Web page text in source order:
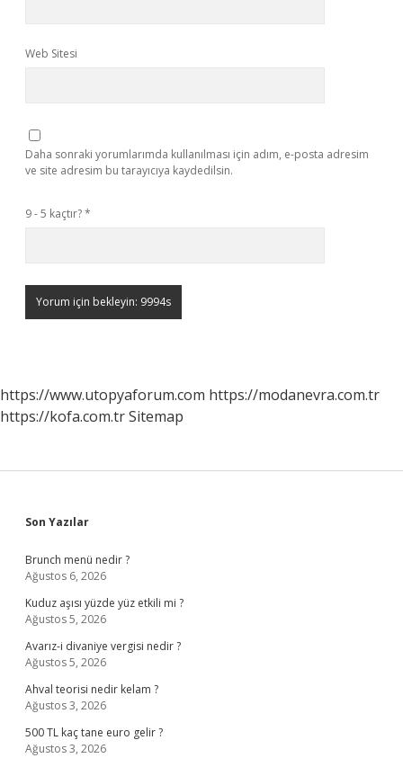
Web Sitesi
Daha sonraki yorumlarımda kullanılması için adım, e-posta adresim
ve site adresim bu tarayıcıya kaydedilsin.
9 - 5 kaçtır?*
https://www.utopyaforum.com https://modanevra.com.tr
https://kofa.com.trSitemap
Sidebar
Son Yazılar
Brunch menü nedir ?
Ağustos 6, 2026
Kuduz aşısı yüzde yüz etkili mi ?
Ağustos 5, 2026
Avarız-i divaniye vergisi nedir ?
Ağustos 5, 2026
Ahval teorisi nedir kelam ?
Ağustos 3, 2026
500 TL kaç tane euro gelir ?
Ağustos 3, 2026